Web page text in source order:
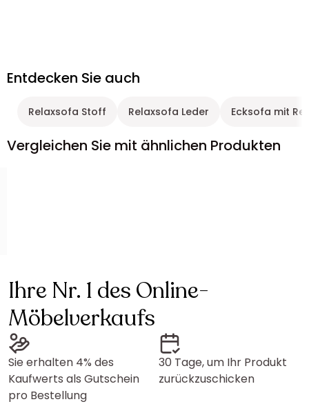
Entdecken Sie auch
Relaxsofa Stoff Relaxsofa Leder Ecksofa mit
Vergleichen Sie mit ähnlichen Produkten
Ihre Nr. 1 des Online-
Möbelverkaufs
Sie erhalten 4% des
Kaufwerts als Gutschein
pro Bestellung
30 Tage, um Ihr Produkt
zurückzuschicken